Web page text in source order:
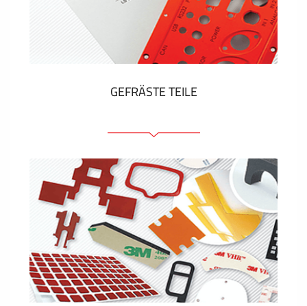
Kunststoff-Etiketten und Tags
ZEIGEN MEHR
GEFRÄSTE TEILE
Frontplatten (front und tragfähig)
Eloxierte Frontplatten
Farbige Frontplatten
Platten mit Befestigungselementen
Gravierte Schilder
ZEIGEN MEHR